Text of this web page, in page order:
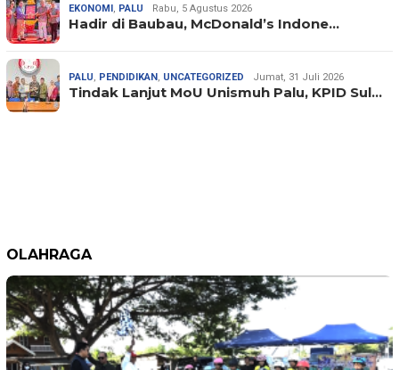
EKONOMI , PALU Rabu, 5 Agustus 2026
Hadir di Baubau, McDonald’s Indone…
PALU, PENDIDIKAN , UNCATEGORIZED Jumat, 31 Juli 2026
Tindak Lanjut MoU Unismuh Palu, KPID Sul…
OLAHRAGA